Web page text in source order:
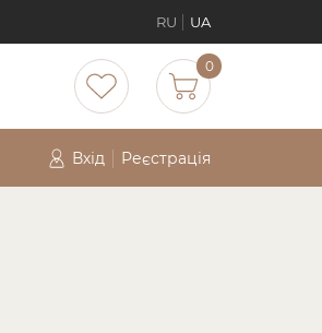
RU UA
0
Вхід Реєстрація